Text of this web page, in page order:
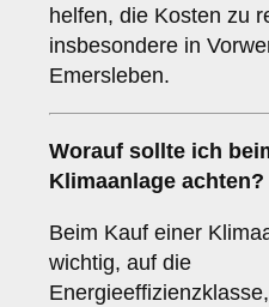
helfen, die Kosten zu
insbesondere in
Emersleben.
Worauf sollte ich
Klimaanlage achten?
Beim Kauf einer
wichtig, auf die